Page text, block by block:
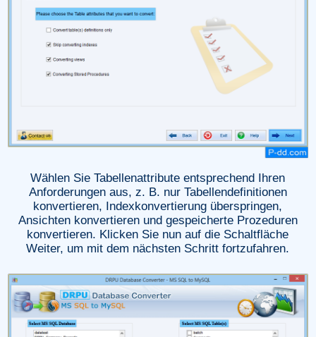
Wählen Sie Tabellenattribute entsprechend Ihren
Anforderungen aus, z. B. nur Tabellendefinitionen
konvertieren, Indexkonvertierung überspringen,
Ansichten konvertieren und gespeicherte Prozeduren
konvertieren. Klicken Sie nun auf die Schaltfläche
Weiter, um mit dem nächsten Schritt fortzufahren.